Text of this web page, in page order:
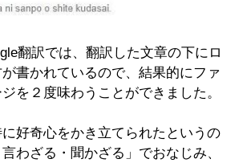
翻訳では、翻訳した文章の下にロ
書かれているので、結果的にファ
を２度味わうことができました。
好奇心をかき立てられたというの
わざる・聞かざる」でおなじみ、